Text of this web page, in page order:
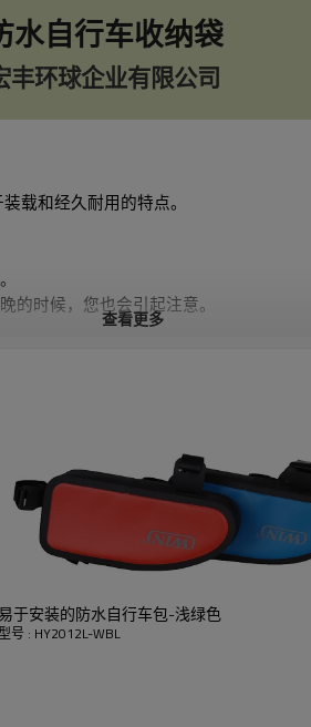
水自行车收纳袋
丰环球企业有限公司
载和经久耐用的特点。
的时候，您也会引起注意。
查看更多
易于安装的防水自行车包-浅绿色
型号 : HY2012L-WBL